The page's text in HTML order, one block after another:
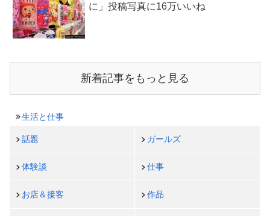
に」投稿写真に16万いいね
新着記事をもっと見る
生活と仕事
話題 ガールズ
体験談 仕事
お店＆接客 作品